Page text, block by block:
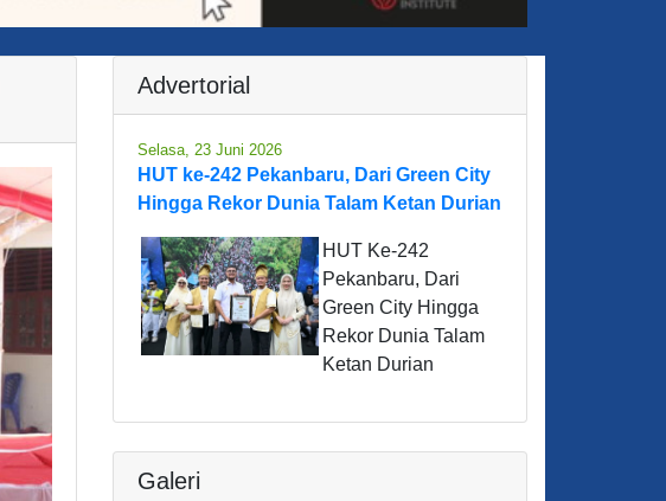
Advertorial
Selasa, 23 Juni 2026
HUT ke-242 Pekanbaru, Dari Green City
Hingga Rekor Dunia Talam Ketan Durian
HUT Ke-242
Pekanbaru, Dari
Green City Hingga
Rekor Dunia Talam
Ketan Durian
Galeri